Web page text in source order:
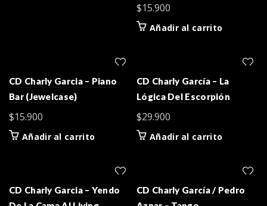
$15.900
Añadir al carrito
CD Charly Garcia – Piano
Bar (Jewelcase)
$15.900
Añadir al carrito
CD Charly García – La
Lógica Del Escorpión
$29.900
Añadir al carrito
CD Charly Garcia – Yendo
CD Charly García / Pedro